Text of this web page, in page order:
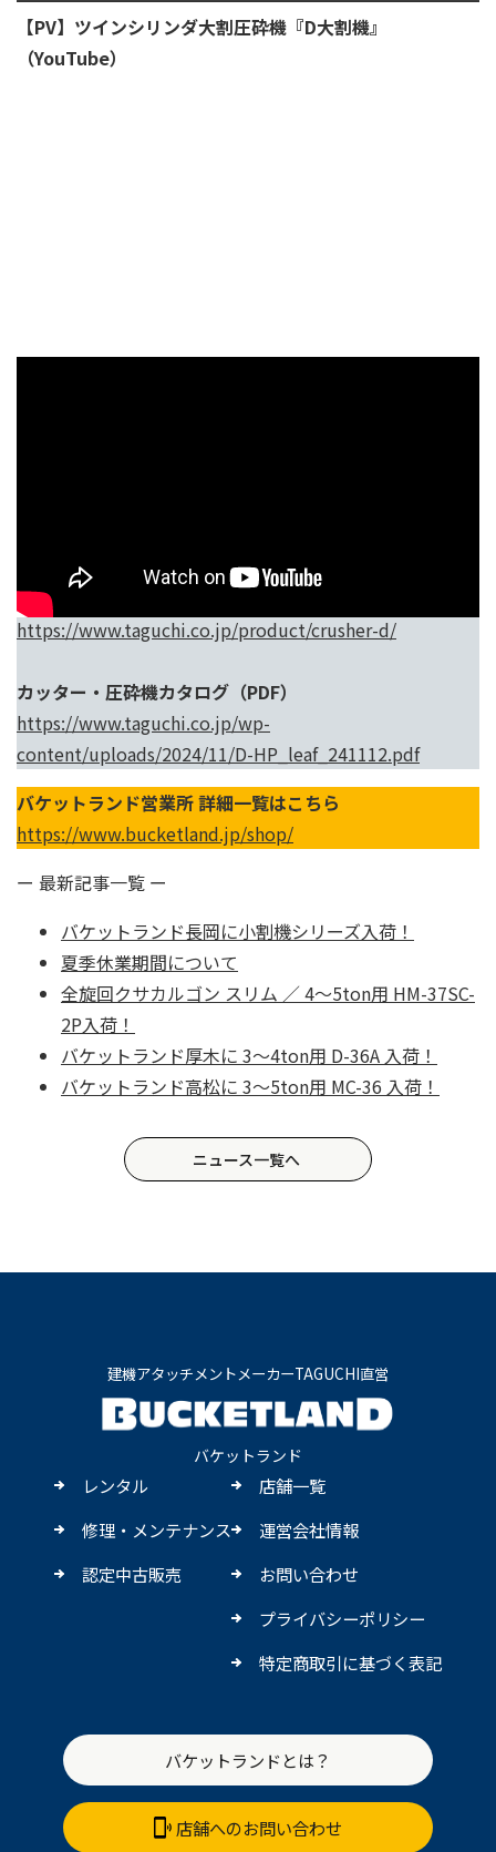
【PV】ツインシリンダ大割圧砕機『D大割機』
（YouTube）
製品仕様（タグチHPへ）
https://www.taguchi.co.jp/product/crusher-d/
カッター・圧砕機カタログ（PDF）
https://www.taguchi.co.jp/wp-
content/uploads/2024/11/D-HP_leaf_241112.pdf
バケットランド営業所 詳細一覧はこちら
https://www.bucketland.jp/shop/
ー 最新記事一覧 ー
バケットランド長岡に小割機シリーズ入荷！
夏季休業期間について
全旋回クサカルゴン スリム ／ 4〜5ton用 HM-37SC-
2P入荷！
バケットランド厚木に 3〜4ton用 D-36A 入荷！
バケットランド高松に 3〜5ton用 MC-36 入荷！
ニュース一覧へ
建機アタッチメントメーカーTAGUCHI直営
バケットランド
レンタル
修理・メンテナンス
認定中古販売
店舗一覧
運営会社情報
お問い合わせ
プライバシーポリシー
特定商取引に基づく表記
バケットランドとは？
店舗へのお問い合わせ